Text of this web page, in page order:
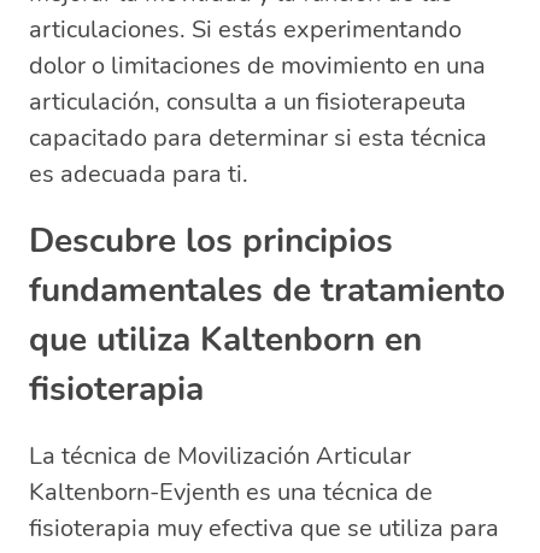
articulaciones. Si estás experimentando
dolor o limitaciones de movimiento en una
articulación, consulta a un fisioterapeuta
capacitado para determinar si esta técnica
es adecuada para ti.
Descubre los principios
fundamentales de tratamiento
que utiliza Kaltenborn en
fisioterapia
La técnica de Movilización Articular
Kaltenborn-Evjenth es una técnica de
fisioterapia muy efectiva que se utiliza para